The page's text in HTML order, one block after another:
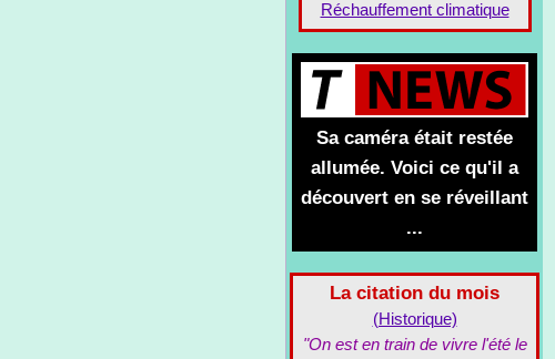
Réchauffement climatique
Sa caméra était restée
allumée. Voici ce qu'il a
découvert en se réveillant
...
La citation du mois
(Historique)
"On est en train de vivre l'été le